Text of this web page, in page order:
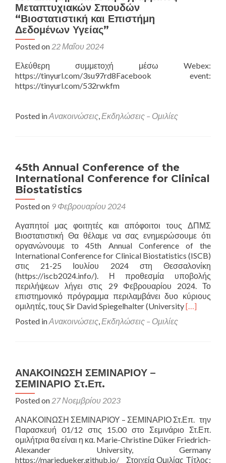
Μεταπτυχιακών Σπουδών
“Βιοστατιστική και Επιστήμη
Δεδομένων Υγείας”
Posted on 22 Μαΐου 2024
Ελεύθερη συμμετοχή μέσω Webex:
https://tinyurl.com/3su97rd8Facebook event:
https://tinyurl.com/532rwkfm
Posted inΑνακοινώσεις,Εκδηλώσεις – Ομιλίες
45th Annual Conference of the
International Conference for Clinical
Biostatistics
Posted on 9 Φεβρουαρίου 2024
Αγαπητοί μας φοιτητές και απόφοιτοι τους ΔΠΜΣ
Βιοστατιστική Θα θέλαμε να σας ενημερώσουμε ότι
οργανώνουμε το 45th Annual Conference of the
International Conference for Clinical Biostatistics (ISCB)
στις 21-25 Ιουλίου 2024 στη Θεσσαλονίκη
(https://iscb2024.info/). Η προθεσμία υποβολής
περιλήψεων λήγει στις 29 Φεβρουαρίου 2024. Το
επιστημονικό πρόγραμμα περιλαμβάνει δυο κύριους
ομιλητές, τους Sir David Spiegelhalter (UniversityRead
Clinical
[…]
Posted inΑνακοινώσεις,Εκδηλώσεις – Ομιλίες
ΑΝΑΚΟΙΝΩΣΗ ΣΕΜΙΝΑΡΙΟΥ –
ΣΕΜΙΝΑΡΙΟ Στ.Επ.
Posted on 27 Νοεμβρίου 2023
ΑΝΑΚΟΙΝΩΣΗ ΣΕΜΙΝΑΡΙΟΥ – ΣΕΜΙΝΑΡΙΟ Στ.Επ. την
Παρασκευή 01/12 στις 15.00 στο Σεμινάριο Στ.Επ.
ομιλήτρια θα είναι η κα. Marie-Christine Düker Friedrich-
Alexander University, Germany
https://mariedueker.github.io/ Στοιχεία Ομιλίας Τίτλος: